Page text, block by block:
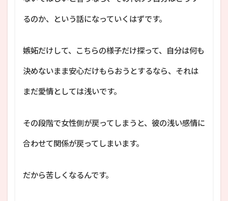
るのか、という話になっていくはずです。
嫉妬だけして、こちらの様子だけ探って、自分は何も
決めないまま安心だけもらおうとするなら、それは
まだ愛情としては浅いです。
その段階で女性側が戻ってしまうと、彼の浅い感情に
合わせて関係が戻ってしまいます。
だから苦しくなるんです。